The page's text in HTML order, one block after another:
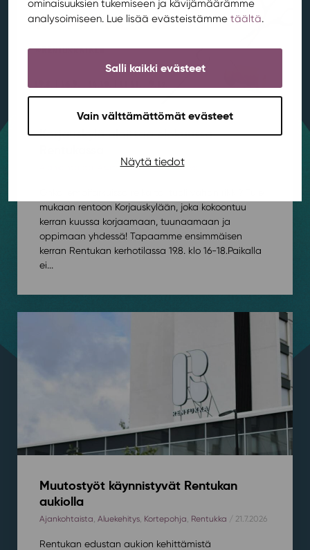
ominaisuuksien tukemiseen ja kävijämäärämme
analysoimiseen. Lue lisää evästeistämme täältä.
Salli kaikki evästeet
Vain välttämättömät evästeet
Näytä tiedot
Korjauskylä aloittaa elokuussa
Asuminen,Kestävä kehitys
mukaan rentoon Korjauskylään, joka kokoontuu
kerran kuussa korjaamaan, tuunaamaan ja
oppimaan yhdessä! Tapaamme ensimmäisen
kerran Rentukan kerhotilassa 19.8. klo 16-18.⁠⁠Paikalla
ei...
Muutostyöt käynnistyvät Rentukan
aukiolla
Ajankohtaista Aluekehitys, Kortepohja Rentukka / 21.7.2026
Rentukan edustan aukion kehittämistä